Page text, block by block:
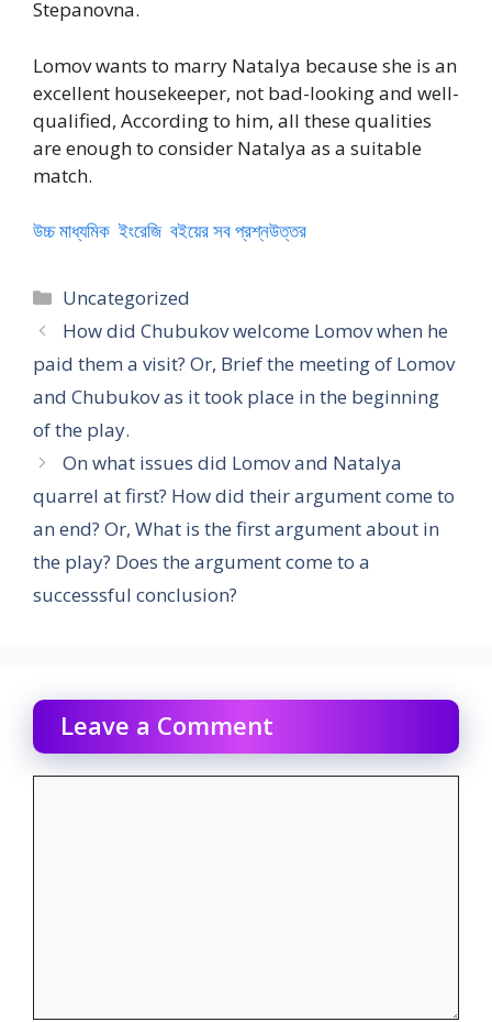
Stepanovna.
Lomov wants to marry Natalya because she is an
excellent housekeeper, not bad-looking and well-
qualified, According to him, all these qualities
are enough to consider Natalya as a suitable
match.
উচ্চ মাধ্যমিক ইংরেজি বইয়ের সব প্রশ্নউত্তর
Categories
Uncategorized
How did Chubukov welcome Lomov when he
paid them a visit? Or, Brief the meeting of Lomov
and Chubukov as it took place in the beginning
of the play.
On what issues did Lomov and Natalya
quarrel at first? How did their argument come to
an end? Or, What is the first argument about in
the play? Does the argument come to a
successsful conclusion?
Leave a Comment